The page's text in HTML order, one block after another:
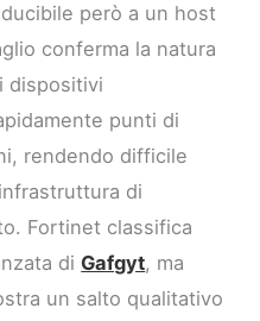
però a un host
conferma la natura
dispositivi
punti di
rendendo difficile
di
Fortinet classifica
diGafgyt, ma
un salto qualitativo